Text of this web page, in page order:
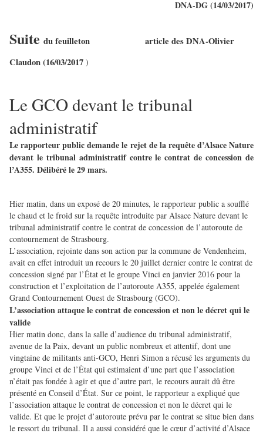
DNA-DG (14/03/2017)
Suite du feuilleton article des DNA-Olivier
Claudon (16/03/2017 )
Le GCO devant le tribunal
administratif
Le rapporteur public demande le rejet de la requête d’Alsace Nature
devant le tribunal administratif contre le contrat de concession de
l’A355. Délibéré le 29 mars.
Hier matin, dans un exposé de 20 minutes, le rapporteur public a soufflé
le chaud et le froid sur la requête introduite par Alsace Nature devant le
tribunal administratif contre le contrat de concession de l’autoroute de
contournement de Strasbourg.
L’association, rejointe dans son action par la commune de Vendenheim,
avait en effet introduit un recours le 20 juillet dernier contre le contrat de
concession signé par l’État et le groupe Vinci en janvier 2016 pour la
construction et l’exploitation de l’autoroute A355, appelée également
Grand Contournement Ouest de Strasbourg (GCO).
L’association attaque le contrat de concession et non le décret qui le
valide
Hier matin donc, dans la salle d’audience du tribunal administratif,
avenue de la Paix, devant un public nombreux et attentif, dont une
vingtaine de militants anti-GCO, Henri Simon a récusé les arguments du
groupe Vinci et de l’État qui estimaient d’une part que l’association
n’était pas fondée à agir et que d’autre part, le recours aurait dû être
présenté en Conseil d’État. Sur ce point, le rapporteur a expliqué que
l’association attaque le contrat de concession et non le décret qui le
valide. Et que le projet d’autoroute prévu par le contrat se situe bien dans
le ressort du tribunal. Il a aussi considéré que le cœur d’activité d’Alsace